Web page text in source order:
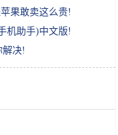
果敢卖这么贵!
机助手)中文版!
解决!